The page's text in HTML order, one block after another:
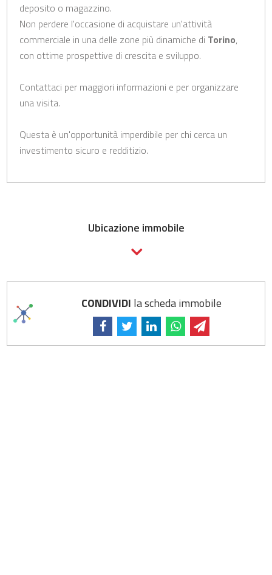
deposito o magazzino.
Non perdere l'occasione di acquistare un'attività
commerciale in una delle zone più dinamiche di Torino,
con ottime prospettive di crescita e sviluppo.
Contattaci per maggiori informazioni e per organizzare
una visita.
Questa è un'opportunità imperdibile per chi cerca un
investimento sicuro e redditizio.
Ubicazione immobile
CONDIVIDI la scheda immobile